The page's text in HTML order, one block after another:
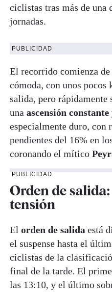
ciclistas tras más de una
jornadas.
PUBLICIDAD
El recorrido comienza
cómoda, con unos
salida, pero rápidamente
una ascensión
especialmente duro, con
pendientes del 16% en
coronando el mítico
PUBLICIDAD
Orden de
tensión
El orden de salida está
el suspense hasta el
ciclistas de la
final de la tarde. El
las 13:10, y el último